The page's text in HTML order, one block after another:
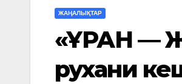
ЖАҢАЛЫҚТАР
«ҚҰРАН —
рухани